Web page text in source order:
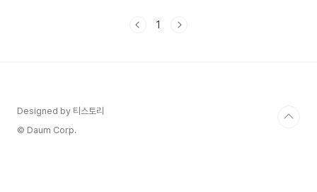
움이됩니다. 초록잎 채소는 높은 수준의 마그네슘을 함유하여 폐기능을 개선하
1
Designed by 티스토리
© Daum Corp.